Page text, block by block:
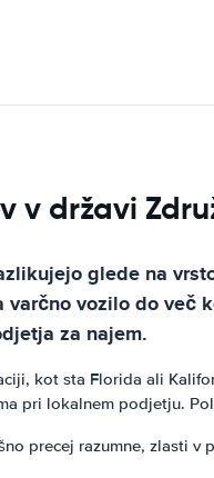
državi
glede na
vozilo do
za najem.
kot sta Florida ali
pri lokalnem podjetju.
precej razumne, zlasti